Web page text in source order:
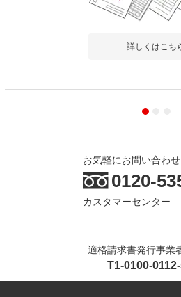
詳しくはこち
お気軽にお問い合わせ
0120-
カスタマーセンター
適格請求書発行事業
T1-0100-